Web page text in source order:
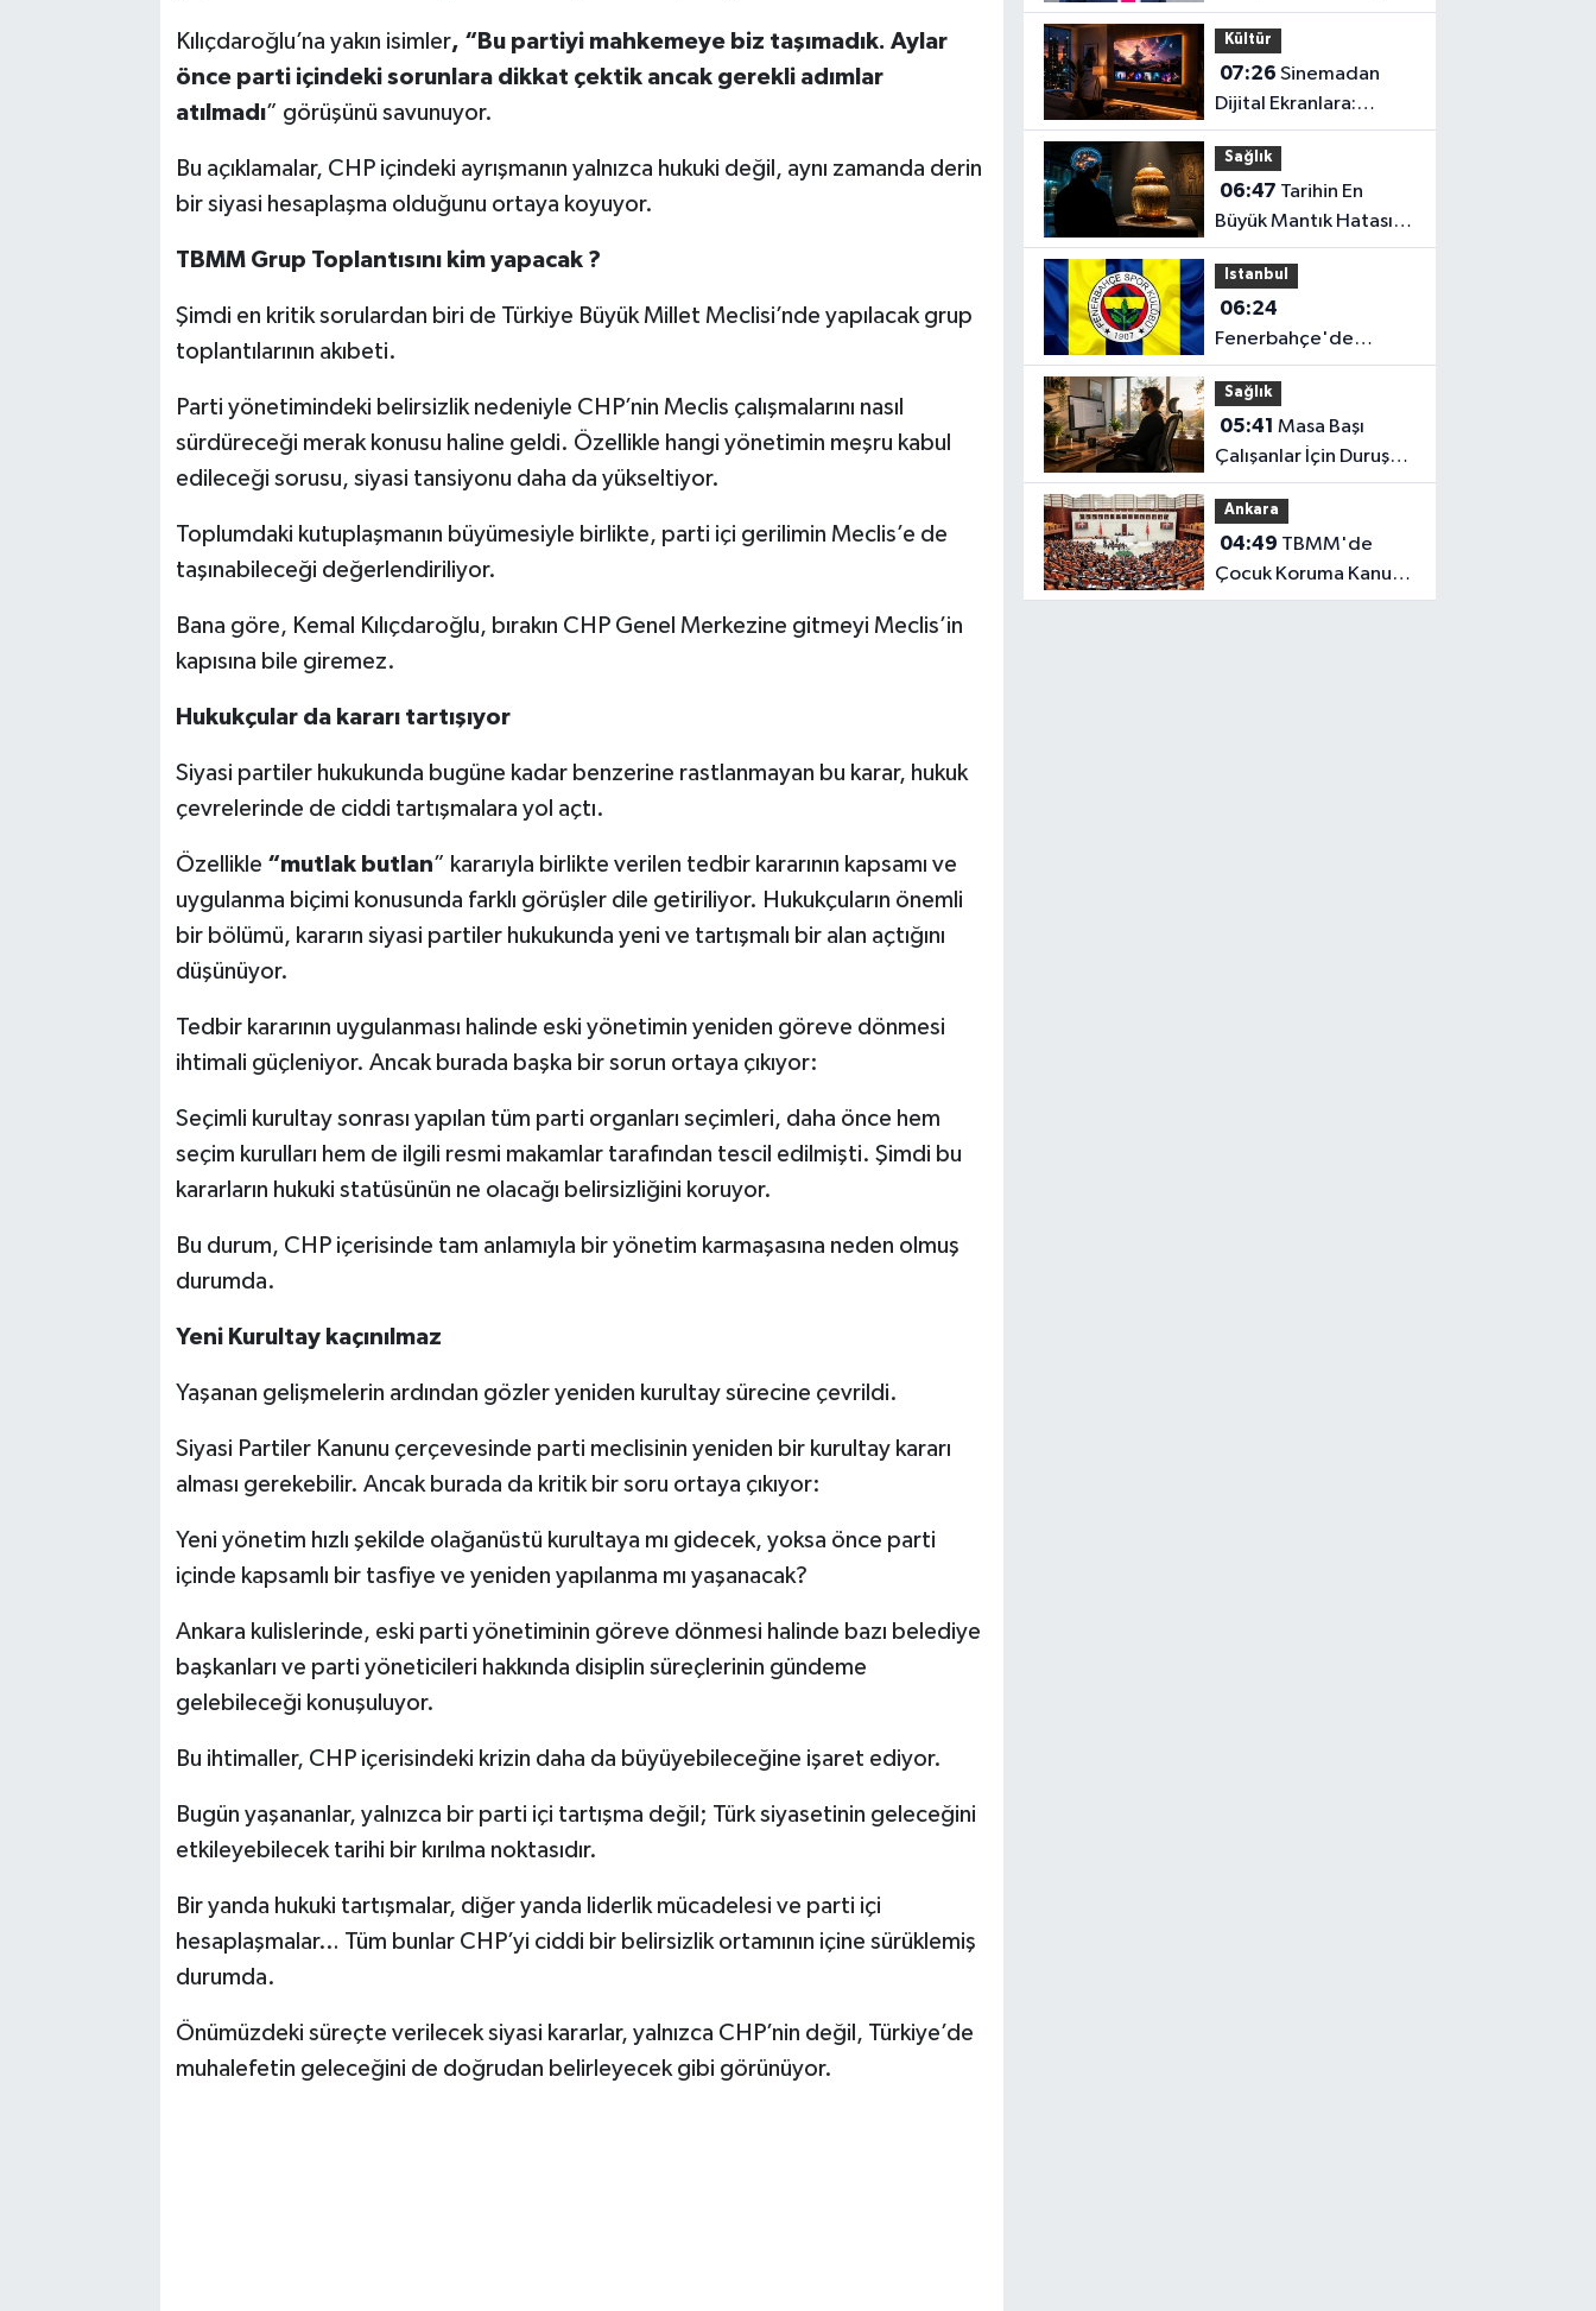
Kılıçdaroğlu’na yakın isimler, “Bu partiyi mahkemeye biz taşımadık. Aylar
önce parti içindeki sorunlara dikkat çektik ancak gerekli adımlar
atılmadı” görüşünü savunuyor.
Bu açıklamalar, CHP içindeki ayrışmanın yalnızca hukuki değil, aynı zamanda derin
bir siyasi hesaplaşma olduğunu ortaya koyuyor.
TBMM Grup Toplantısını kim yapacak ?
Şimdi en kritik sorulardan biri de Türkiye Büyük Millet Meclisi’nde yapılacak grup
toplantılarının akıbeti.
Parti yönetimindeki belirsizlik nedeniyle CHP’nin Meclis çalışmalarını nasıl
sürdüreceği merak konusu haline geldi. Özellikle hangi yönetimin meşru kabul
edileceği sorusu, siyasi tansiyonu daha da yükseltiyor.
Toplumdaki kutuplaşmanın büyümesiyle birlikte, parti içi gerilimin Meclis’e de
taşınabileceği değerlendiriliyor.
Bana göre, Kemal Kılıçdaroğlu, bırakın CHP Genel Merkezine gitmeyi Meclis’in
kapısına bile giremez.
Hukukçular da kararı tartışıyor
Siyasi partiler hukukunda bugüne kadar benzerine rastlanmayan bu karar, hukuk
çevrelerinde de ciddi tartışmalara yol açtı.
Özellikle “mutlak butlan” kararıyla birlikte verilen tedbir kararının kapsamı ve
uygulanma biçimi konusunda farklı görüşler dile getiriliyor. Hukukçuların önemli
bir bölümü, kararın siyasi partiler hukukunda yeni ve tartışmalı bir alan açtığını
düşünüyor.
Tedbir kararının uygulanması halinde eski yönetimin yeniden göreve dönmesi
ihtimali güçleniyor. Ancak burada başka bir sorun ortaya çıkıyor:
Seçimli kurultay sonrası yapılan tüm parti organları seçimleri, daha önce hem
seçim kurulları hem de ilgili resmi makamlar tarafından tescil edilmişti. Şimdi bu
kararların hukuki statüsünün ne olacağı belirsizliğini koruyor.
Bu durum, CHP içerisinde tam anlamıyla bir yönetim karmaşasına neden olmuş
durumda.
Yeni Kurultay kaçınılmaz
Yaşanan gelişmelerin ardından gözler yeniden kurultay sürecine çevrildi.
Siyasi Partiler Kanunu çerçevesinde parti meclisinin yeniden bir kurultay kararı
alması gerekebilir. Ancak burada da kritik bir soru ortaya çıkıyor:
Yeni yönetim hızlı şekilde olağanüstü kurultaya mı gidecek, yoksa önce parti
içinde kapsamlı bir tasfiye ve yeniden yapılanma mı yaşanacak?
Ankara kulislerinde, eski parti yönetiminin göreve dönmesi halinde bazı belediye
başkanları ve parti yöneticileri hakkında disiplin süreçlerinin gündeme
gelebileceği konuşuluyor.
Bu ihtimaller, CHP içerisindeki krizin daha da büyüyebileceğine işaret ediyor.
Bugün yaşananlar, yalnızca bir parti içi tartışma değil; Türk siyasetinin geleceğini
etkileyebilecek tarihi bir kırılma noktasıdır.
Bir yanda hukuki tartışmalar, diğer yanda liderlik mücadelesi ve parti içi
hesaplaşmalar… Tüm bunlar CHP’yi ciddi bir belirsizlik ortamının içine sürüklemiş
durumda.
Önümüzdeki süreçte verilecek siyasi kararlar, yalnızca CHP’nin değil, Türkiye’de
muhalefetin geleceğini de doğrudan belirleyecek gibi görünüyor.
Kültür
07:26 Sinemadan
Dijital Ekranlara:
Ağustos 2026’da
İzleyiciyle Buluşan En
İddialı Yapımlar
Sağlık
06:47
Büyük Mantık Hatası:
Yüzyıllardır Yanlış
Biliyoruz!
Istanbul
06:24
Fenerbahçe'de
Santrfor Müjdesi: Play-
Off Turuna Yetişiyor!
Sağlık
05:41 Masa Başı
Çalışanlar İçin Duruş
(Postür) Rehberi
Ankara
04:49
Çocuk Koruma Kanunu
Teklifi Görüşüldü: